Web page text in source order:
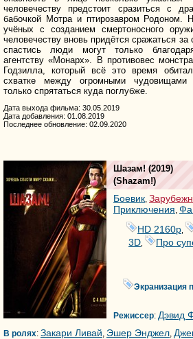
человечеству предстоит сразиться с
бабочкой Мотра и птирозавром Родоном.
учёных с созданием смертоносного
человечеству вновь придётся сражаться
спастись люди могут только благодаря
агентству «Монарх». В противовес
Годзилла, который всё это время
схватке между огромными чудовищами
только спрятаться куда поглубже.
Дата выхода фильма: 30.05.2019
Дата добавления: 01.08.2019
Последнее обновление: 02.09.2020
Шазам! (2019)
(Shazam!)
Боевик
Приключения
HD 2160р
3D Про
Экранизация
Режиссер: Дэвид
В ролях: Закари Ливай Эшер Энджел